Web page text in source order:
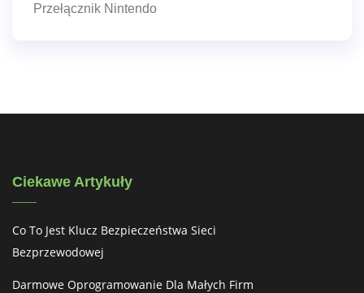
Przełącznik Nintendo
Ciekawe Artykuły
Co To Jest Klucz Bezpieczeństwa Sieci
Bezprzewodowej
Darmowe Oprogramowanie Dla Małych Firm